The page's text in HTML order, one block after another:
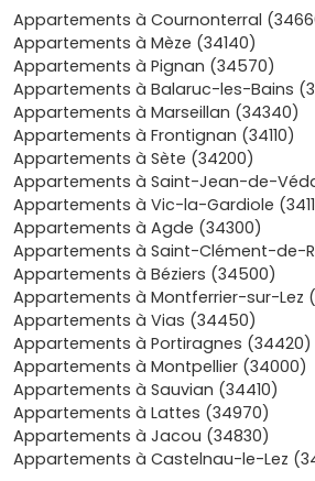
allers-retours vers la métropole.
Cadre de vie recherché: entre le
collines et le lac du Salagou
autant les primo-accédants que
télétravail et les seniors. C'est un
revente.
Demande locative solide
:
jeunes actifs, T3/T4 pour les
terrasse très recherchés. La
vacance faible sur les biens bien
Confort du neuf: normesRE
renforcée, faibles charges,
espaces extérieurs. Tu achètes
travaux.
Financement optimisé:frais
(environ 2 à 3 %)et accès
l'accession, selon ta situation. De
budget.
En clair, unappartement neuf à
coche toutes les cases : qualité de
Appartements à Cournonterral
Appartements à Mèze (34140)
Appartements à Pignan (34570)
Appartements à Balaruc-les-Bains
Appartements à Marseillan (34340)
Appartements à Frontignan (34110)
Appartements à Sète (34200)
Appartements à Saint-Jean-de-
Appartements à Vic-la-Gardiole
Appartements à Agde (34300)
Appartements à Saint-Clément-de-
Appartements à Béziers (34500)
Appartements à Montferrier-sur-Lez
Appartements à Vias (34450)
Appartements à Portiragnes (34420)
Appartements à Montpellier (34000)
Appartements à Sauvian (34410)
Appartements à Lattes (34970)
Appartements à Jacou (34830)
Appartements à Castelnau-le-Lez